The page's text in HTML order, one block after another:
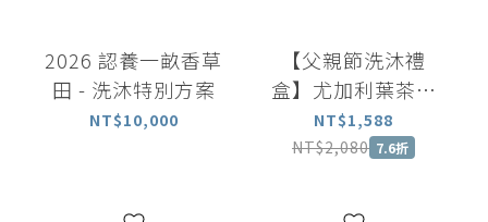
2026 認養一畝香草
田 - 洗沐特別方案
NT$10,000
【父親節洗沐禮
盒】尤加利葉茶樹
均衡洗沐組(沐浴露
500ml+洗髮露
用
NT$1,588
NT$2,080 7.6折